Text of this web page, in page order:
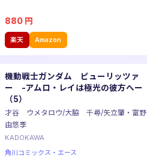
880 円
楽天 Amazon
機動戦士ガンダム ピューリッツァ
ー -アムロ・レイは極光の彼方へー
（5）
才谷 ウメタロウ/大脇 千尋/矢立肇・富野
由悠季
KADOKAWA
角川コミックス・エース